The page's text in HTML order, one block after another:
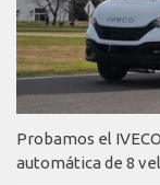
Probamos el
automática de 8